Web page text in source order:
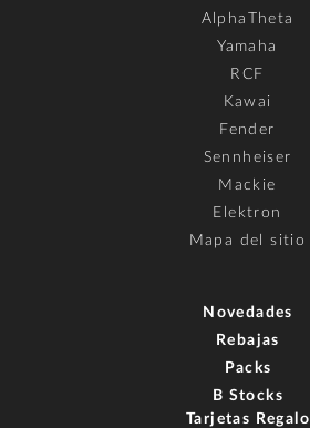
AlphaTheta
Yamaha
RCF
Kawai
Fender
Sennheiser
Mackie
Elektron
Mapa del sitio
Novedades
Rebajas
Packs
B Stocks
Tarjetas Regalo